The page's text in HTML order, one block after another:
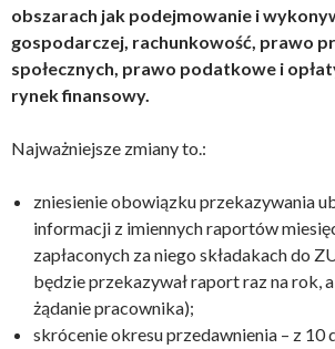
obszarach jak podejmowanie i
gospodarczej, rachunkowość, prawo
społecznych, prawo podatkowe i
rynek finansowy.
Najważniejsze zmiany to.:
zniesienie obowiązku przekazywania
informacji z imiennych raportów
zapłaconych za niego składakach do
będzie przekazywał raport raz na rok,
żądanie pracownika);
skrócenie okresu przedawnienia – z 10